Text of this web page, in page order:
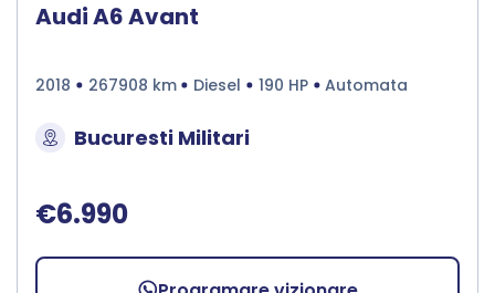
Audi A6 Avant
2018 267908 km Diesel 190 HP Automata
Bucuresti Militari
€6.990